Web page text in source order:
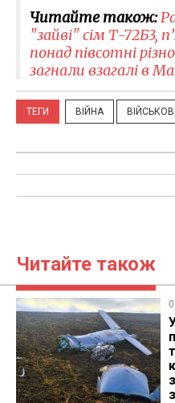
Читайте також:
"зайві" сім Т-
понад півсотні
загнали взагалі в
ТЕГИ ВІЙНА
Читайте також